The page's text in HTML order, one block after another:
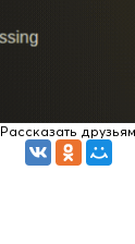
Рассказать друзьям